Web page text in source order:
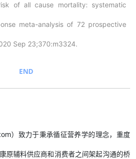
of all cause mortality: systematic
meta-analysis of 72 prospective
Sep 23;370:m3324.
END
）致力于秉承循征营养学的理念，重度
原辅料供应商和消费者之间架起沟通的桥